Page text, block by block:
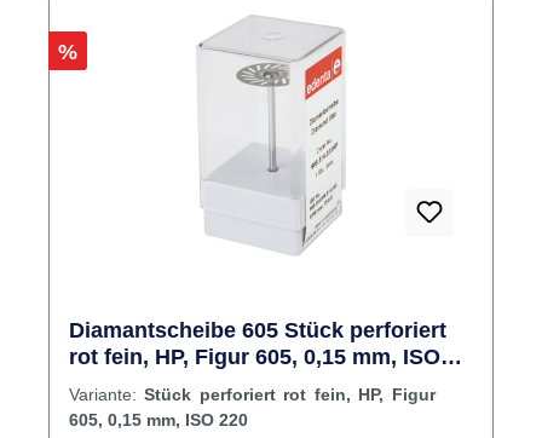
Rabatt
%
Diamantscheibe 605 Stück perforiert
rot fein, HP, Figur 605, 0,15 mm, ISO
220
Variante: Stück perforiert rot fein, HP, Figur
605, 0,15 mm, ISO 220